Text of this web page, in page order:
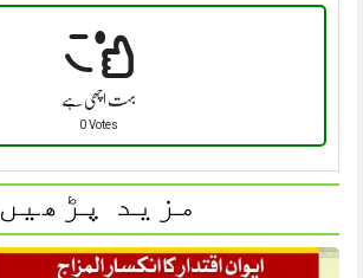
بہت اچھی ہے
0 Votes
مزید پڑھیں